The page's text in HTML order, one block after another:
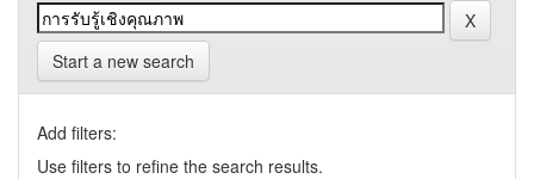
Start a new search
Add filters:
Use filters to refine the search results.